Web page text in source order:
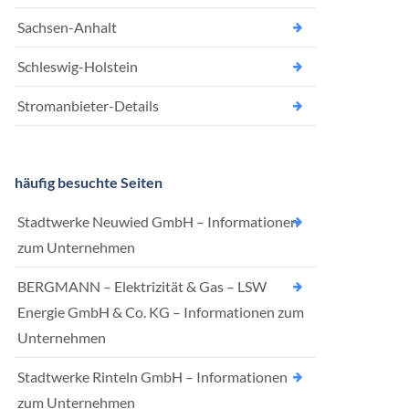
Sachsen-Anhalt
Schleswig-Holstein
Stromanbieter-Details
häufig besuchte Seiten
Stadtwerke Neuwied GmbH – Informationen
zum Unternehmen
BERGMANN – Elektrizität & Gas – LSW
Energie GmbH & Co. KG – Informationen zum
Unternehmen
Stadtwerke Rinteln GmbH – Informationen
zum Unternehmen